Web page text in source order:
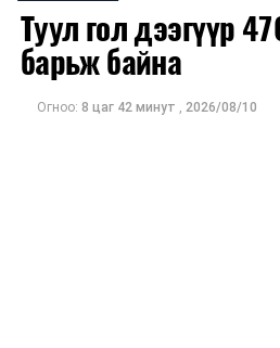
Иргэд хүүхдээ цэцэрлэгт
авахдаа дараах зүйлсийг
Өөрийн болон
Туул гол дээгүүр
барьж байна
Огноо: 8 цаг 42 минут , 2026/08/10